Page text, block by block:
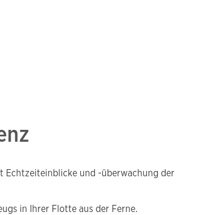
und -überwachung der
in Ihrer Flotte aus der Ferne.